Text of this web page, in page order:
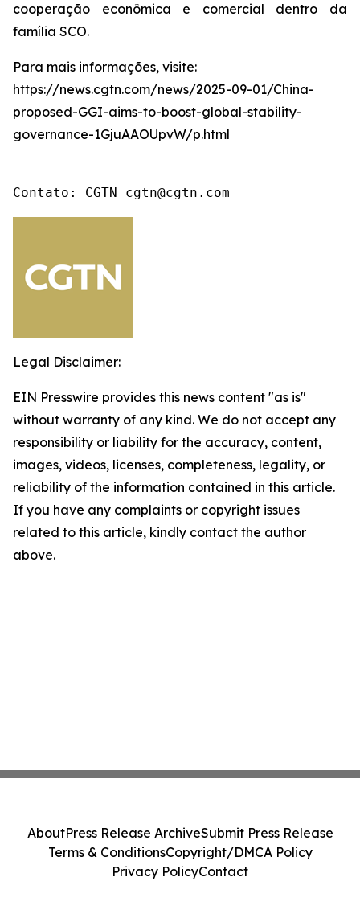
cooperação econômica e comercial dentro da
família SCO.
Para mais informações, visite:
https://news.cgtn.com/news/2025-09-01/China-
proposed-GGI-aims-to-boost-global-stability-
governance-1GjuAAOUpvW/p.html
Contato: CGTN cgtn@cgtn.com
Legal Disclaimer:
EIN Presswire provides this news content "as is"
without warranty of any kind. We do not accept any
responsibility or liability for the accuracy, content,
images, videos, licenses, completeness, legality, or
reliability of the information contained in this article.
If you have any complaints or copyright issues
related to this article, kindly contact the author
above.
AboutPress Release ArchiveSubmit Press Release
Terms & ConditionsCopyright/DMCA Policy
Privacy PolicyContact